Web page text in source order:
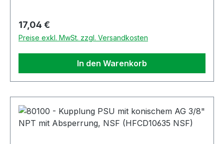
Regulärer Preis:
17,04 €
Preise exkl. MwSt. zzgl. Versandkosten
In den Warenkorb